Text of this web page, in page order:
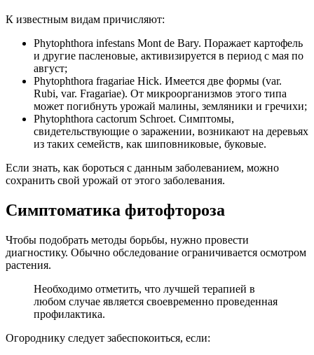
К известным видам причисляют:
Phytophthora infestans Mont de Bary. Поражает картофель
и другие пасленовые, активизируется в период с мая по
август;
Phytophthora fragariae Hick. Имеется две формы (var.
Rubi, var. Fragariae). От микроорганизмов этого типа
может погибнуть урожай малины, земляники и гречихи;
Phytophthora cactorum Schroet. Симптомы,
свидетельствующие о заражении, возникают на деревьях
из таких семейств, как шиповниковые, буковые.
Если знать, как бороться с данным заболеванием, можно
сохранить свой урожай от этого заболевания.
Симптоматика фитофтороза
Чтобы подобрать методы борьбы, нужно провести
диагностику. Обычно обследование ограничивается осмотром
растения.
Необходимо отметить, что лучшей терапией в
любом случае является своевременно проведенная
профилактика.
Огороднику следует забеспокоиться, если: